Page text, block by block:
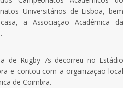
Universitários de Lisboa, bem
a Associação Académica da
de Rugby 7s decorreu no Estádio
e contou com a organização local
de Coimbra.